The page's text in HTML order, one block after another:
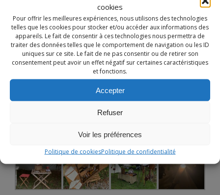
cookies
Pour offrir les meilleures expériences, nous utilisons des technologies
telles que les cookies pour stocker et/ou accéder aux informations des
appareils. Le fait de consentir à ces technologies nous permettra de
traiter des données telles que le comportement de navigation ou les ID
uniques sur ce site. Le fait de ne pas consentir ou de retirer son
consentement peut avoir un effet négatif sur certaines caractéristiques
et fonctions.
Accepter
Refuser
Voir les préférences
Politique de cookiesPolitique de confidentialité
Notre site utilise des cookies à des fins de
personnalisation de contenu dans ses différents services.
En utilisant ces derniers, vous acceptez l'utilisation des
cookies.
ACCEPTER